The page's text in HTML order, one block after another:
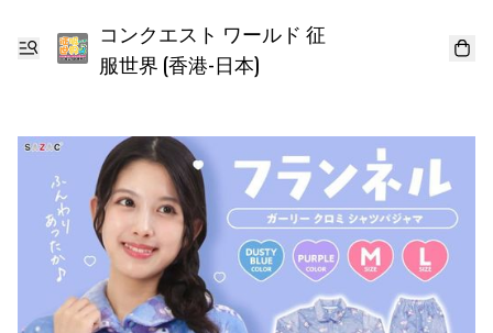
コンクエスト ワールド 征
服世界 (香港-日本)